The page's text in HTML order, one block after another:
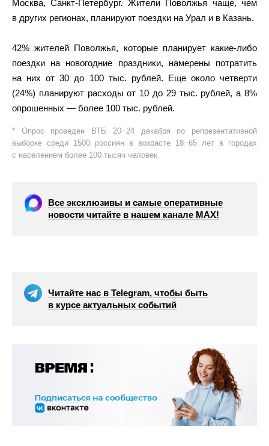
Москва, Санкт-Петербург. Жители Поволжья чаще, чем
в других регионах, планируют поездки на Урал и в Казань.
42% жителей Поволжья, которые планирует какие-либо
поездки на новогодние праздники, намерены потратить
на них от 30 до 100 тыс. рублей. Еще около четверти
(24%) планируют расходы от 10 до 29 тыс. рублей, а 8%
опрошенных — более 100 тыс. рублей.
* Опрос проведен ВТБ 20−24 декабря по репрезентативной
выборке среди 1500 россиян в возрасте 18−65 лет в городах
с населением более 100 тысяч человек.
Все эксклюзивы и самые оперативные
новости читайте в нашем канале МАХ!
Читайте нас в Telegram, чтобы быть
в курсе актуальных событий